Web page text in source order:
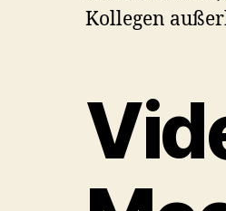
Kollegen